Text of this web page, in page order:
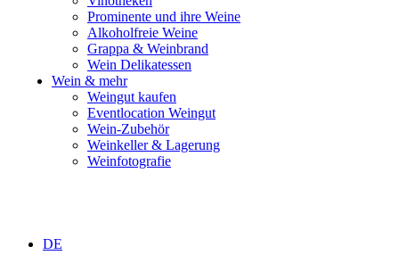
Prominente und ihre Weine
Alkoholfreie Weine
Grappa & Weinbrand
Wein Delikatessen
Wein & mehr
Weingut kaufen
Eventlocation Weingut
Wein-Zubehör
Weinkeller & Lagerung
Weinfotografie
DE